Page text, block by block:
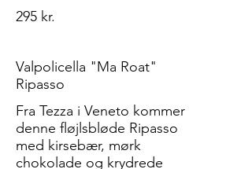
295 kr.
Valpolicella "Ma Roat"
Ripasso
Fra Tezza i Veneto kommer
denne fløjlsbløde Ripasso
med kirsebær, mørk
chokolade og krydrede